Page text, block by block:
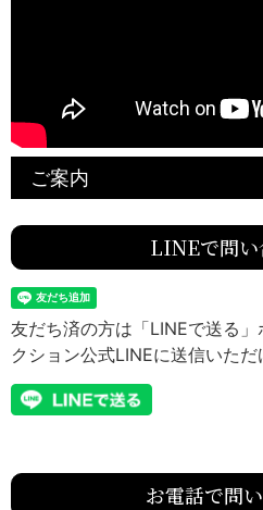
ご案内
LINEで問い
友だち済の方は「LINEで送る
クション公式LINEに送信いただ
お電話で問